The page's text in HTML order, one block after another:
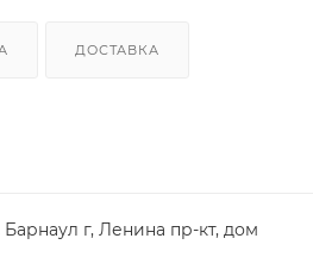
ДОСТАВКА
г, Ленина пр-кт, дом